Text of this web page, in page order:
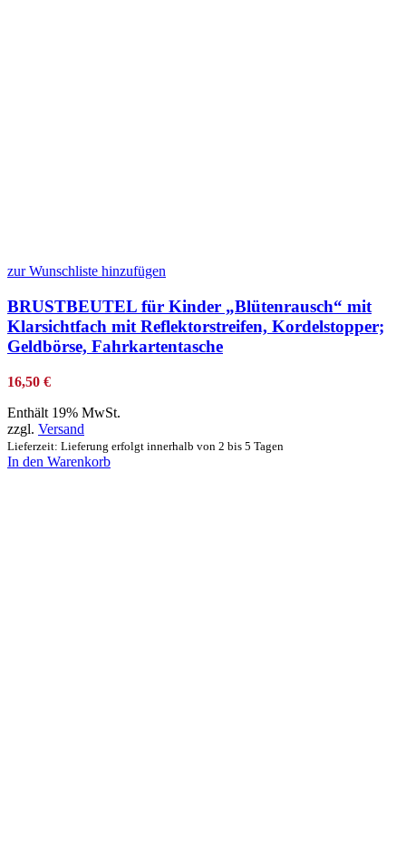
zur Wunschliste hinzufügen
BRUSTBEUTEL für Kinder „Blütenrausch“ mit
Klarsichtfach mit Reflektorstreifen, Kordelstopper;
Geldbörse, Fahrkartentasche
16,50 €
Enthält 19% MwSt.
zzgl. Versand
Lieferzeit: Lieferung erfolgt innerhalb von 2 bis 5 Tagen
In den Warenkorb